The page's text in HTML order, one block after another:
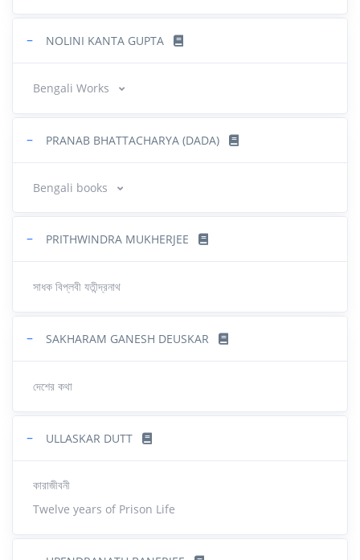
− NOLINI KANTA GUPTA
Bengali Works
− PRANAB BHATTACHARYA (DADA)
Bengali books
− PRITHWINDRA MUKHERJEE
সাধক বিপ্লবী যতীন্দ্রনাথ
− SAKHARAM GANESH DEUSKAR
দেশের কথা
− ULLASKAR DUTT
কারাজীবনী
Twelve years of Prison Life